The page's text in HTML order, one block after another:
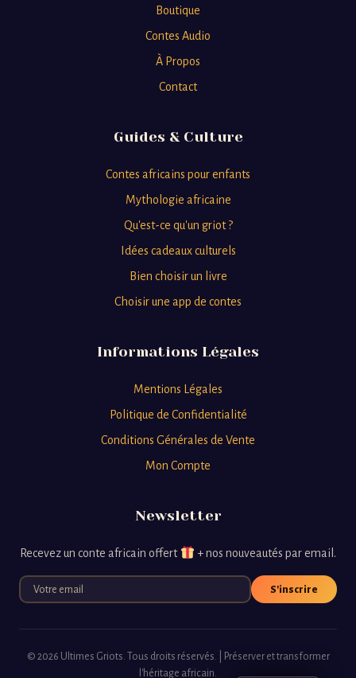
Boutique
Contes Audio
À Propos
Contact
Guides & Culture
Contes africains pour enfants
Mythologie africaine
Qu'est-ce qu'un griot ?
Idées cadeaux culturels
Bien choisir un livre
Choisir une app de contes
Informations Légales
Mentions Légales
Politique de Confidentialité
Conditions Générales de Vente
Mon Compte
Newsletter
Recevez un conte africain offert + nos nouveautés par email.
S'inscrire
© 2026 Ultimes Griots. Tous droits réservés. | Préserver et transformer
l'héritage africain.